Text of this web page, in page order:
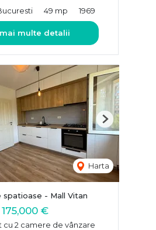
49 mp 1969
multe detalii
Harta
Next
spatioase - Mall Vitan
175,000 €
2 camere de vânzare